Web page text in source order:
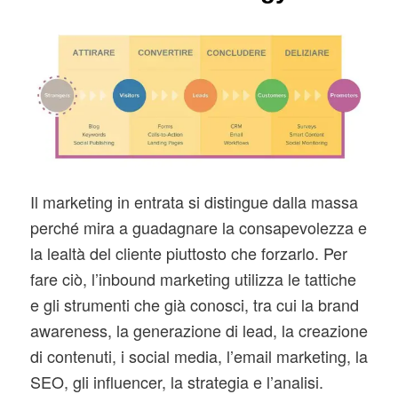
Il marketing in entrata si distingue dalla massa
perché mira a guadagnare la consapevolezza e
la lealtà del cliente piuttosto che forzarlo. Per
fare ciò, l’inbound marketing utilizza le tattiche
e gli strumenti che già conosci, tra cui la brand
awareness, la generazione di lead, la creazione
di contenuti, i social media, l’email marketing, la
SEO, gli influencer, la strategia e l’analisi.